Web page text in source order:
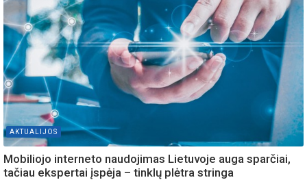
AKTUALIJOS
Mobiliojo interneto naudojimas Lietuvoje auga sparčiai,
tačiau ekspertai įspėja – tinklų plėtra stringa